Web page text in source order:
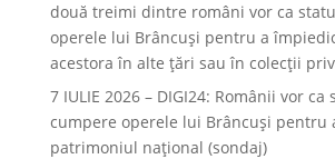
două treimi dintre români vor ca
operele lui Brâncuşi pentru a
acestora în alte ţări sau în colecţii
7 IULIE 2026 – DIGI24: Românii vor ca
cumpere operele lui Brâncuși pentru
patrimoniul național (sondaj)